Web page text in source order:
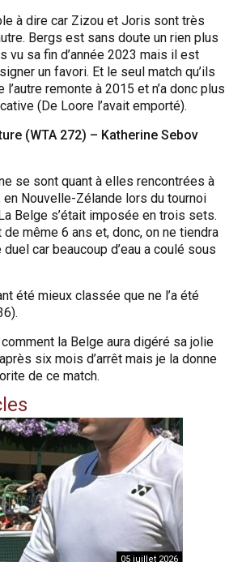
à dire car Zizou et Joris sont très
Bergs est sans doute un rien plus
vu sa fin d’année 2023 mais il est
un favori. Et le seul match qu’ils
l’autre remonte à 2015 et n’a donc plus
(De Loore l’avait emporté).
(WTA 272) – Katherine Sebov
se sont quant à elles rencontrées à
Nouvelle-Zélande lors du tournoi
Belge s’était imposée en trois sets.
même 6 ans et, donc, on ne tiendra
car beaucoup d’eau a coulé sous
été mieux classée que ne l’a été
la Belge aura digéré sa jolie
six mois d’arrêt mais je la donne
de ce match.
05 juillet 2026